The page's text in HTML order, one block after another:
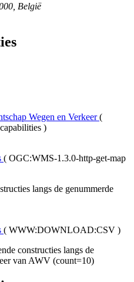
België
Wegen en Verkeer (
)
( OGC:WMS-1.3.0-http-get-map
langs de genummerde
( WWW:DOWNLOAD:CSV )
constructies langs de
van AWV (count=10)